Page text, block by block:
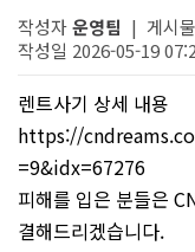
작성자운영팀 | 게시
작성일 2026-05-19
렌트사기 상세 내용
https://
=9&idx=67276
피해를 입은 분들은
결해드리겠습니다.